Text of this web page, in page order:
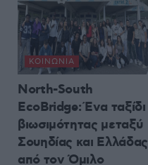
ΚΟΙΝΩΝΊΑ
North-South
EcoBridge: Ένα ταξίδι
βιωσιμότητας μεταξύ
Σουηδίας και Ελλάδας
από τον Όμιλο